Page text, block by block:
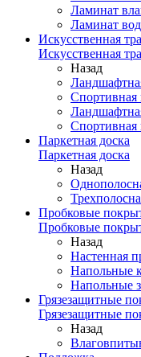
Ламинат
Ламинат
Искусственная
Искусственная
Назад
Спортивная
Спортивная
Паркетная доска
Паркетная доска
Назад
Пробковые
Пробковые
Назад
Настенная
Напольные
Напольные
Грязезащитные
Грязезащитные
Назад